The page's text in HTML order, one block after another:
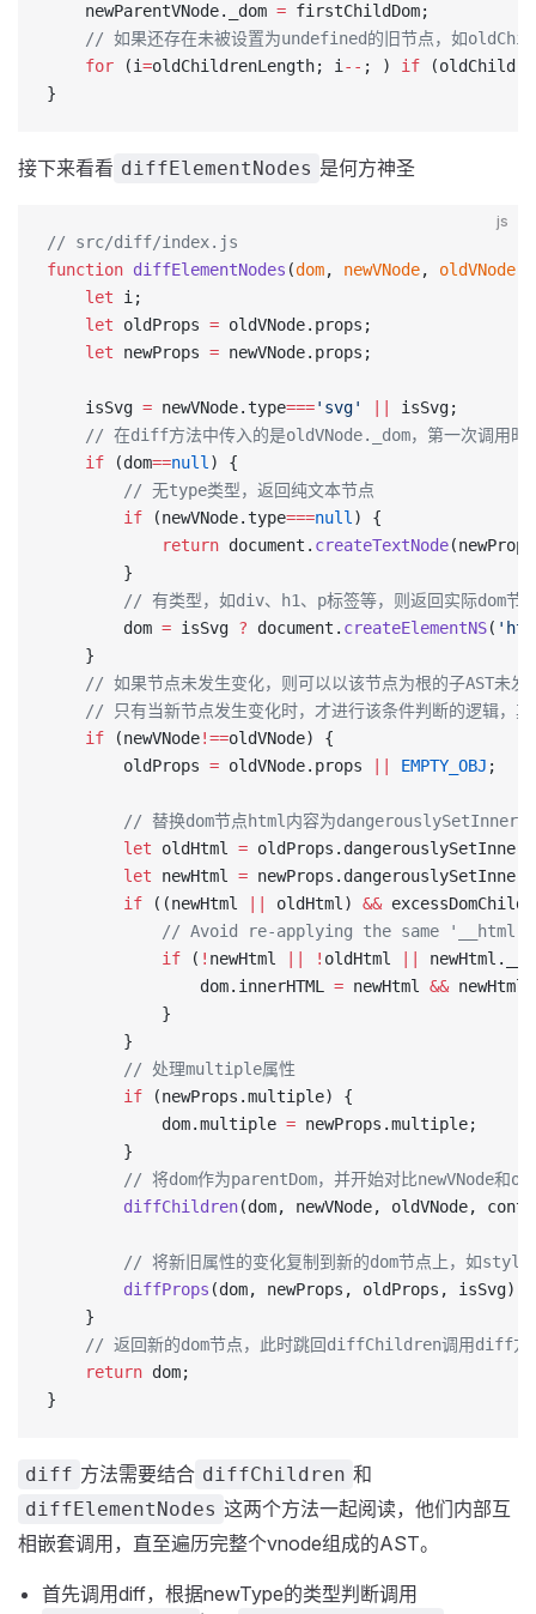
    newParentVNode._dom
= firstChildDom;
// 如果还存在未被设置为undefined的旧节点，如
	for
(i=oldChildrenLength; i -- ; ) if
}
接下来看看 diffElementNodes 是何方神圣
js
// src/diff/index.js
function diffElementNodes (dom, newVNode, oldVNode
	let
i;
	let
oldProps = oldVNode.props;
	let
newProps = newVNode.props;
	isSvg
= newVNode.type==='svg'
isSvg;
// 在diff方法中传入的是oldVNode._dom，第一次调用时
	if
(dom==null ) {
        // 无type类型，返回纯文本节点
		if
(newVNode.type===null ) {
			return
document. createTextNode
		}
// 有类型，如div、h1、p标签等，则返回实际dom节
		dom
= isSvg ? document. createElementNS(
	}
// 如果节点未发生变化，则可以以该节点为根的子AST未
// 只有当新节点发生变化时，才进行该条件判断的逻辑，
	if
(newVNode!==oldVNode) {
		oldProps
= oldVNode.props EMPTY_OBJ ;
// 替换dom节点html内容为
		let
oldHtml =
		let
newHtml =
		if
((newHtml oldHtml) &&
// Avoid re-applying the same
			if
( ! newHtml ! oldHtml
				dom.innerHTML
= newHtml &&
			}
		}
        // 处理multiple属性
		if
(newProps.multiple) {
			dom.multiple
= newProps.multiple;
		}
// 将dom作为parentDom，并开始对比newVNode和
		diffChildren
(dom, newVNode, oldVNode,
// 将新旧属性的变化复制到新的dom节点上，如
		diffProps
(dom, newProps, oldProps, isSvg);
	}
// 返回新的dom节点，此时跳回diffChildren调用diff方
	return
dom;
}
diff 方法需要结合 diffChildren 和
diffElementNodes 这两个方法一起阅读，他们内部互
相嵌套调用，直至遍历完整个vnode组成的AST。
首先调用diff，根据newType的类型判断调用